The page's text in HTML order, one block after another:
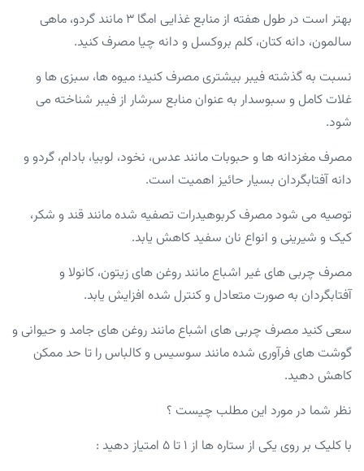
بهتر است در طول هفته از منابع غذایی امگا ۳ مانند گردو، ماهی
سالمون، دانه کتان، کلم بروکسل و دانه چیا مصرف کنید.
نسبت به گذشته فیبر بیشتری مصرف کنید؛ میوه ها، سبزی ها و
غلات کامل و سبوسدار به عنوان منابع سرشار از فیبر شناخته می
شود.
مصرف مغزدانه ها و حبوبات مانند عدس، نخود، لوبیا، بادام، گردو و
دانه آفتابگردان بسیار حائیز اهمیت است.
توصیه می شود مصرف کربوهیدرات تصفیه شده مانند قند و شکر،
کیک و شیرینی و انواع نان سفید کاهش یابد.
مصرف چربی های غیر اشباع مانند روغن های زیتون، کانولا و
آفتابگردان به صورت متعادل و کنترل شده افزایش یابد.
سعی کنید مصرف چربی های اشباع مانند روغن های جامد و حیوانی و
گوشت های فرآوری شده مانند سوسیس و کالباس را تا حد ممکن
کاهش دهید.
نظر شما در مورد این مطلب چیست ؟
با کلیک بر روی یکی از ستاره ها از ۱ تا ۵ امتیاز دهید :